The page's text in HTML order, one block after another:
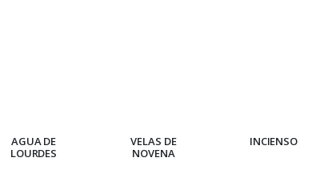
AGUA DE
LOURDES
VELAS DE
NOVENA
INCIENSO